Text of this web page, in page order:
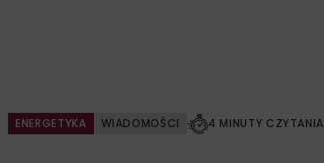
ENERGETYKA WIADOMOŚCI 4 MINUTY CZYTANIA